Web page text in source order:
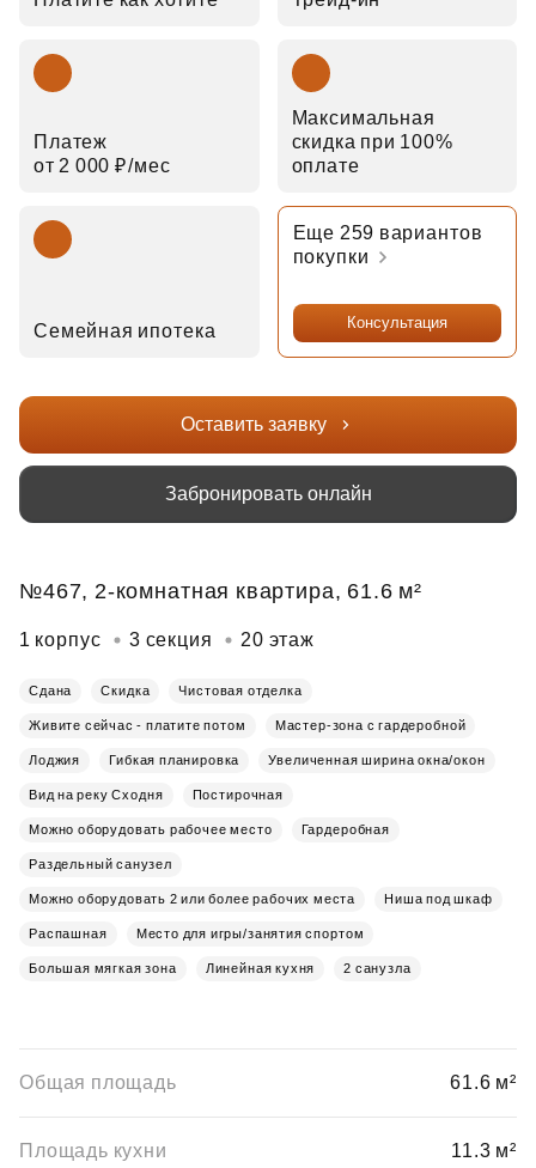
Платеж
от 2 000 ₽⁠/⁠мес
Максимальная
скидка при 100%
оплате
Семейная ипотека
Еще 259 вариантов
покупки
Консультация
Оставить заявку
Забронировать онлайн
№467, 2-комнатная квартира, 61.6 м²
1 корпус 3 секция 20 этаж
Сдана Скидка Чистовая отделка
Живите сейчас - платите потом Мастер-зона с гардеробной
Лоджия Гибкая планировка Увеличенная ширина окна/окон
Вид на реку Сходня Постирочная
Можно оборудовать рабочее место Гардеробная
Раздельный санузел
Можно оборудовать 2 или более рабочих места Ниша под шкаф
Распашная Место для игры/занятия спортом
Большая мягкая зона Линейная кухня 2 санузла
Общая площадь 61.6 м²
Площадь кухни 11.3 м²